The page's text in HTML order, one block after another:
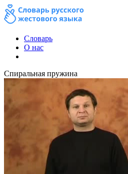
Словарь
О нас
Спиральная пружина